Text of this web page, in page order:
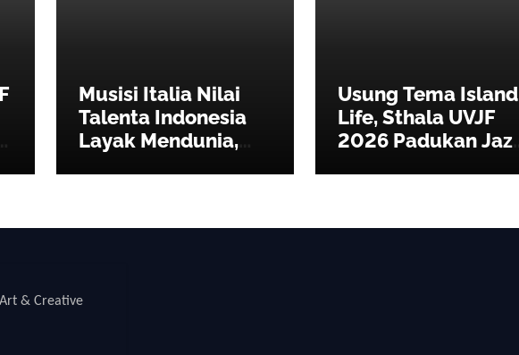
Musisi Italia Nilai
Talenta Indonesia
Layak Mendunia,
Usung Tema Island
Life, Sthala UVJF
2026 Padukan Jazz,
& Creative